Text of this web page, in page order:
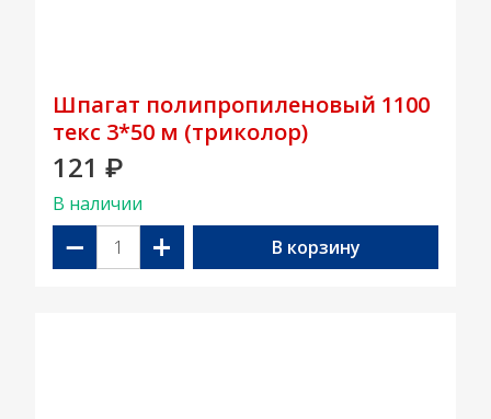
Шпагат полипропиленовый 1100
текс 3*50 м (триколор)
121 ₽
В наличии
− + В корзину